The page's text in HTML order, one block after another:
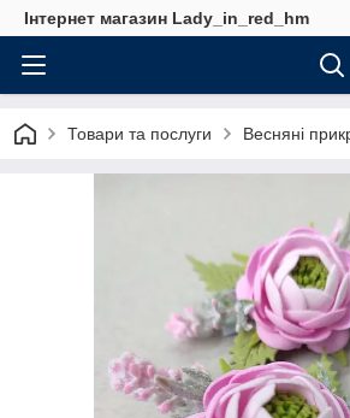
Інтернет магазин Lady_in_red_hm
Товари та послуги Весняні